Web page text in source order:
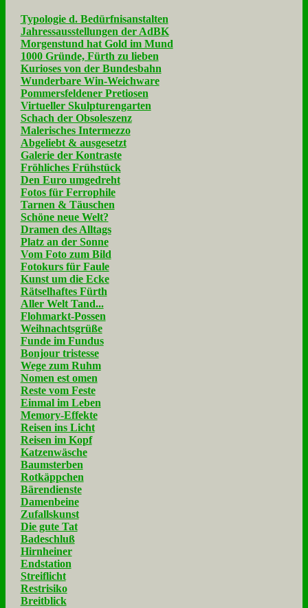
Typologie d. Bedürfnisanstalten
Jahressausstellungen der AdBK
Morgenstund hat Gold im Mund
1000 Gründe, Fürth zu lieben
Kurioses von der Bundesbahn
Wunderbare Win-Weichware
Pommersfeldener Pretiosen
Virtueller Skulpturengarten
Schach der Obsoleszenz
Malerisches Intermezzo
Abgeliebt & ausgesetzt
Galerie der Kontraste
Fröhliches Frühstück
Den Euro umgedreht
Fotos für Ferrophile
Tarnen & Täuschen
Schöne neue Welt?
Dramen des Alltags
Platz an der Sonne
Vom Foto zum Bild
Fotokurs für Faule
Kunst um die Ecke
Rätselhaftes Fürth
Aller Welt Tand...
Flohmarkt-Possen
Weihnachtsgrüße
Funde im Fundus
Bonjour tristesse
Wege zum Ruhm
Nomen est omen
Reste vom Feste
Einmal im Leben
Memory-Effekte
Reisen ins Licht
Reisen im Kopf
Katzenwäsche
Baumsterben
Rotkäppchen
Bärendienste
Damenbeine
Zufallskunst
Die gute Tat
Badeschluß
Hirnheiner
Endstation
Streiflicht
Restrisiko
Breitblick